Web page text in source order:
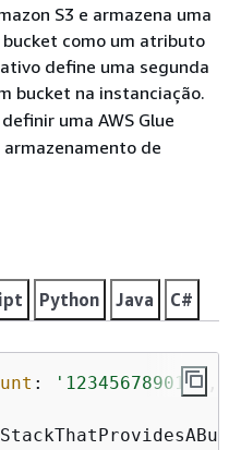
S3 e armazena uma
como um atributo
define uma segunda
bucket na instanciação.
uma AWS Glue
de
Python Java C#
: '123456789012'